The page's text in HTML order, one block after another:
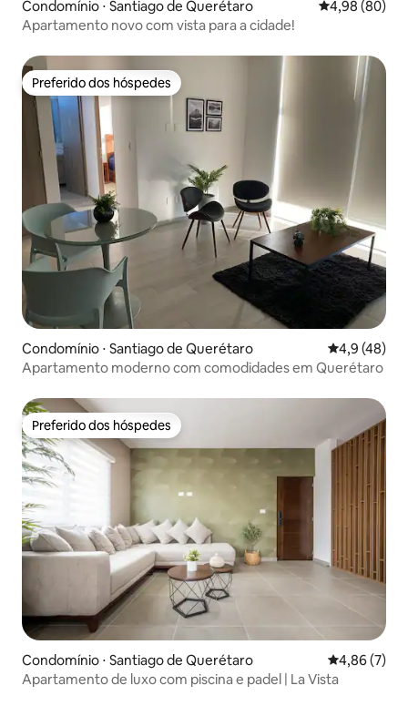
Condomínio ⋅ Santiago de Querétaro 4,98 de uma
4,98 (80)
Apartamento novo com vista para a cidade!
Preferido dos hóspedes
Preferido dos hóspedes
Condomínio ⋅ Santiago de Querétaro 4,9 de uma
4,9 (48)
Apartamento moderno com comodidades em Querétaro
Preferido dos hóspedes
Preferido dos hóspedes
Condomínio ⋅ Santiago de Querétaro 4,86 de uma
4,86 (7)
Apartamento de luxo com piscina e padel | La Vista